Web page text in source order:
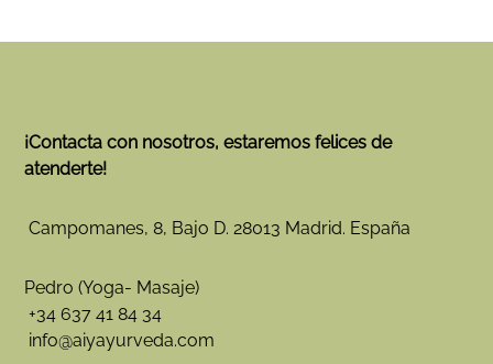
¡Contacta con nosotros, estaremos felices de
atenderte!
Campomanes, 8, Bajo D. 28013 Madrid. España
Pedro (Yoga- Masaje)
+34 637 41 84 34
info@aiyayurveda.com